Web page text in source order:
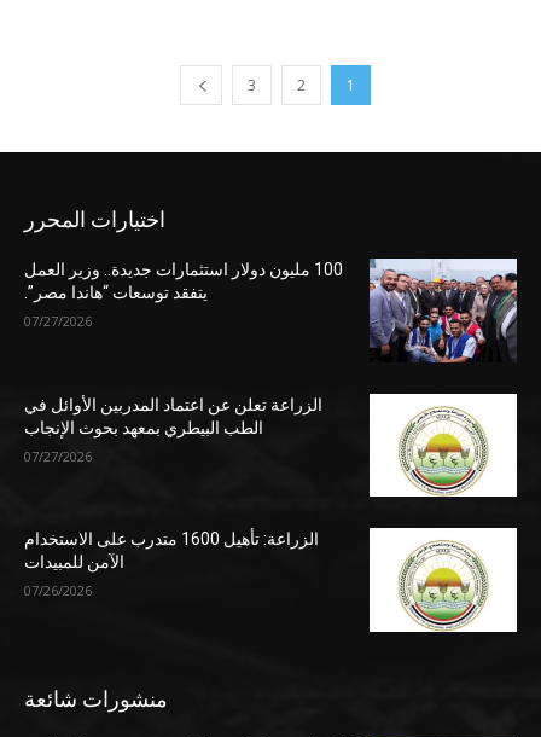
1
2
3
اختيارات المحرر
100 مليون دولار استثمارات جديدة.. وزير العمل
يتفقد توسعات “هاندا مصر”.
07/27/2026
الزراعة تعلن عن اعتماد المدربين الأوائل في
الطب البيطري بمعهد بحوث الإنجاب
07/27/2026
الزراعة: تأهيل 1600 متدرب على الاستخدام
الآمن للمبيدات
07/26/2026
منشورات شائعة